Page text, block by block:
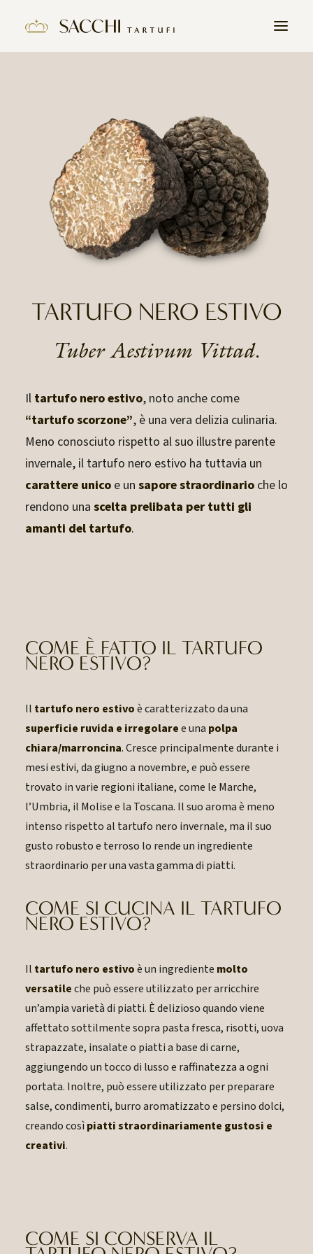
PRODOTTI
IL TARTUFO
CONTATTI
LAVORA CON NOI
TARTUFO NERO ESTIVO
Tuber Aestivum Vittad.
Il tartufo nero estivo, noto anche come
“tartufo scorzone”, è una vera delizia culinaria.
Meno conosciuto rispetto al suo illustre parente
invernale, il tartufo nero estivo ha tuttavia un
carattere unico e un sapore straordinario che lo
rendono una scelta prelibata per tutti gli
amanti del tartufo.
COME È FATTO IL TARTUFO
NERO ESTIVO?
Il tartufo nero estivoè caratterizzato da una
superficie ruvida e irregolaree una polpa
chiara/marroncina. Cresce principalmente durante i
mesi estivi, da giugno a novembre, e può essere
trovato in varie regioni italiane, come le Marche,
l’Umbria, il Molise e la Toscana. Il suo aroma è meno
intenso rispetto al tartufo nero invernale, ma il suo
gusto robusto e terroso lo rende un ingrediente
straordinario per una vasta gamma di piatti.
COME SI CUCINA IL TARTUFO
NERO ESTIVO?
Il tartufo nero estivoè un ingrediente molto
versatileche può essere utilizzato per arricchire
un’ampia varietà di piatti. È delizioso quando viene
affettato sottilmente sopra pasta fresca, risotti, uova
strapazzate, insalate o piatti a base di carne,
aggiungendo un tocco di lusso e raffinatezza a ogni
portata. Inoltre, può essere utilizzato per preparare
salse, condimenti, burro aromatizzato e persino dolci,
creando cosìpiatti straordinariamente gustosi e
creativi.
COME SI CONSERVA IL